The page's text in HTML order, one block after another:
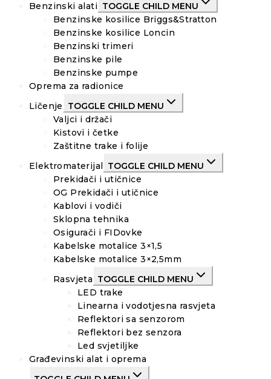
Benzinski alati TOGGLE CHILD MENU
Benzinske kosilice Briggs&Stratton
Benzinske kosilice Loncin
Benzinski trimeri
Benzinske pile
Benzinske pumpe
Oprema za radionice
Ličenje
TOGGLE CHILD MENU
Valjci i držači
Kistovi i četke
Zaštitne trake i folije
Elektromaterijal
TOGGLE CHILD MENU
Prekidači i utičnice
OG Prekidači i utičnice
Kablovi i vodiči
Sklopna tehnika
Osigurači i FIDovke
Kabelske motalice 3×1,5
Kabelske motalice 3×2,5mm
Rasvjeta TOGGLE CHILD MENU
LED trake
Linearna i vodotjesna rasvjeta
Reflektori sa senzorom
Reflektori bez senzora
Led svjetiljke
Građevinski alat i oprema